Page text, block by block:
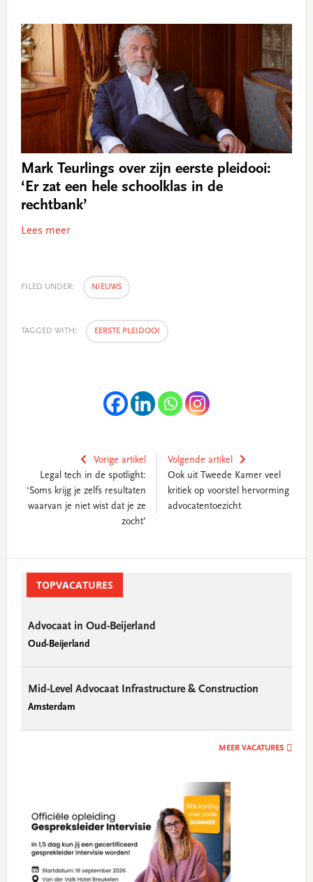
Mark Teurlings over zijn eerste pleidooi:
‘Er zat een hele schoolklas in de
rechtbank’
Lees meer
FILED UNDER: NIEUWS
TAGGED WITH: EERSTE PLEIDOOI
Vorige artikel
Legal tech in de spotlight:
‘Soms krijg je zelfs resultaten
waarvan je niet wist dat je ze
zocht’
Volgende artikel
Ook uit Tweede Kamer veel
kritiek op voorstel hervorming
advocatentoezicht
SidebarTOPVACATURES
Advocaat in Oud-Beijerland
Oud-Beijerland
Mid-Level Advocaat Infrastructure & Construction
Amsterdam
MEER VACATURES